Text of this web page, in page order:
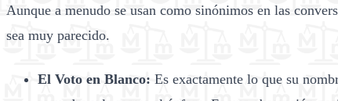
Aunque a menudo se usan como sinónimos en las
sea muy parecido.
El Voto en Blanco: Es exactamente lo que su